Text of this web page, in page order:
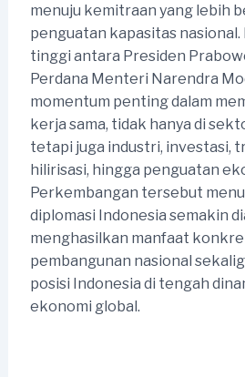
menuju kemitraan yang lebih
penguatan kapasitas
tinggi antara Presiden
Perdana Menteri Narendra
momentum penting dalam
kerja sama, tidak hanya di
tetapi juga industri, investasi,
hilirisasi, hingga penguatan
Perkembangan tersebut
diplomasi Indonesia semakin
menghasilkan manfaat
pembangunan nasional
posisi Indonesia di tengah
ekonomi global.